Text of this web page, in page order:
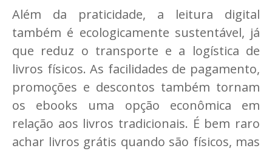
Além da praticidade, a leitura digital
também é ecologicamente sustentável, já
que reduz o transporte e a logística de
livros físicos. As facilidades de pagamento,
promoções e descontos também tornam
os ebooks uma opção econômica em
relação aos livros tradicionais. É bem raro
achar livros grátis quando são físicos, mas